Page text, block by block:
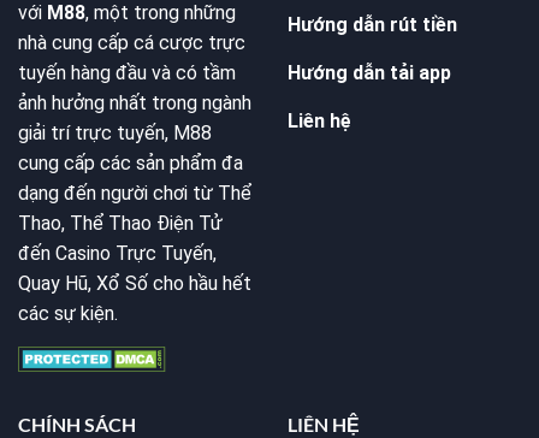
với M88, một trong những
nhà cung cấp cá cược trực
tuyến hàng đầu và có tầm
ảnh hưởng nhất trong ngành
giải trí trực tuyến, M88
cung cấp các sản phẩm đa
dạng đến người chơi từ Thể
Thao, Thể Thao Điện Tử
đến Casino Trực Tuyến,
Quay Hũ, Xổ Số cho hầu hết
các sự kiện.
Hướng dẫn rút tiền
Hướng dẫn tải app
Liên hệ
CHÍNH SÁCH LIÊN HỆ